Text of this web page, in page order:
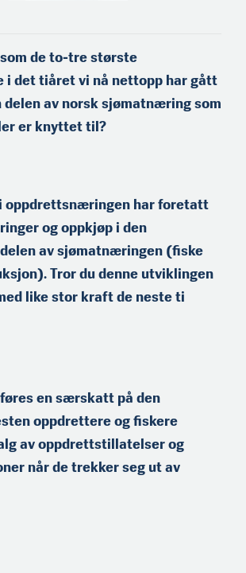
(f.1965) er fra Meløy på
Helgeland og medeier og
skipper på kystnotbåten
«Einar Erlend». Han er
tidli­gere styreleder i
Nordland Fylkes Fiskarlag,
Carl Aamodt (f.1989) er
fra Søgne ved Kristiansand.
Han er utdannet
fiskeskipper, og er
arbeidende styreleder og
medeier i flere
Astrid Klo (f. 1977) jobber i
familieselskapet Gunnar
Klo AS på Myre i
Vesterålen. Hun er
utdannet økonom fra BI.
de to-tre største
i det tiåret vi nå nettopp har gått
delen av norsk sjømatnæring som
er knyttet til?
oppdrettsnæringen har foretatt
og oppkjøp i den
av sjømatnær­ingen (fiske
Tror du denne utviklingen
like stor kraft de neste ti
en særskatt på den
oppdrettere og fiskere
av oppdrettstillatelser og
når de trekker seg ut av